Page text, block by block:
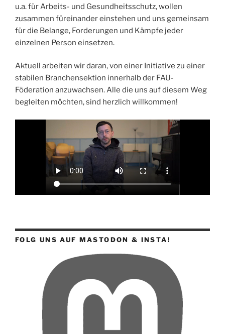
u.a. für Arbeits- und Gesundheitsschutz, wollen
zusammen füreinander einstehen und uns gemeinsam
für die Belange, Forderungen und Kämpfe jeder
einzelnen Person einsetzen.
Aktuell arbeiten wir daran, von einer Initiative zu einer
stabilen Branchensektion innerhalb der FAU-
Föderation anzuwachsen. Alle die uns auf diesem Weg
begleiten möchten, sind herzlich willkommen!
FOLG UNS AUF MASTODON & INSTA!